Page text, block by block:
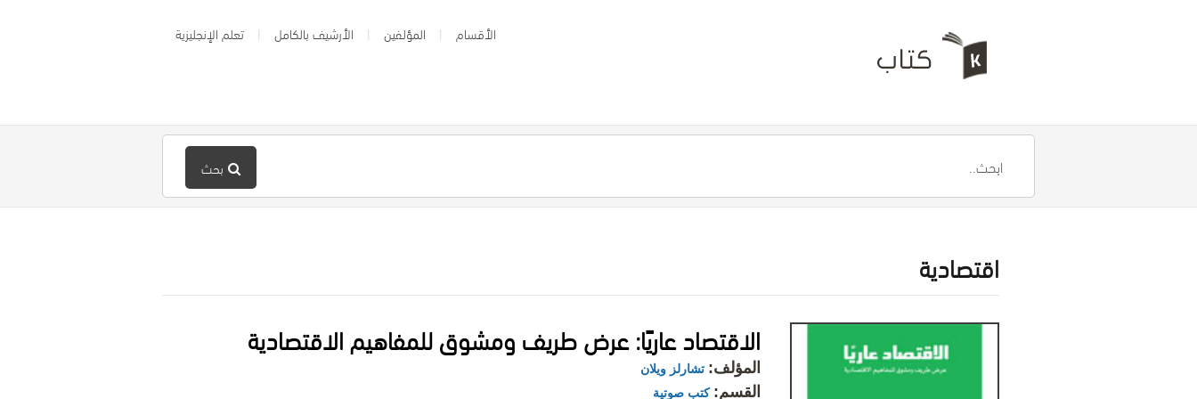
الأقسام المؤلفين الأرشيف بالكامل تعلم الإنجليزية
بحث
اقتصادية
الاقتصاد عاريًا: عرض طريف ومشوق للمفاهيم الاقتصادية
المؤلف: تشارلز ويلان
القسم: كتب صوتية